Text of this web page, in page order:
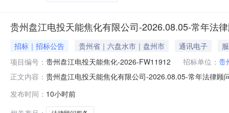
贵州盘江电投天能焦化有限公司-2026.08.05-常年法
招标｜招标公告 贵州省｜六盘水市｜盘州市 通讯电子
项目编号： 贵州盘江电投天能焦化-2026-FW11912 招标单位： 贵
正文内容： 贵州盘江电投天能焦化有限公司-2026.08.05-常年法律
州盘江电投天能焦化-2026-FW11912-2026-FW11912-
发布时间： 10小时前